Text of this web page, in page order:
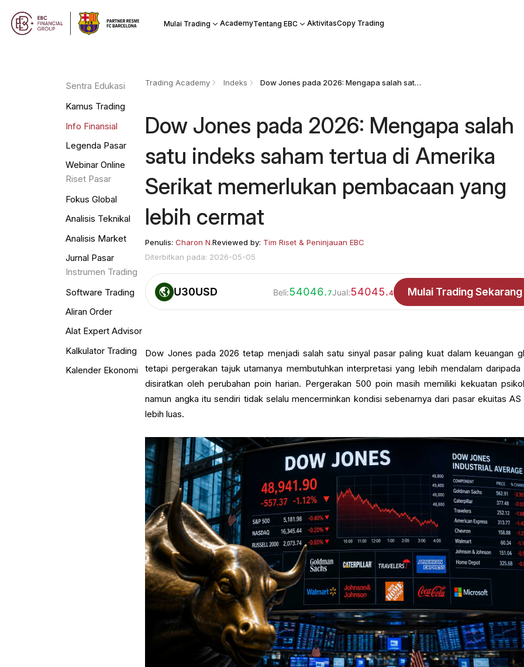
Mulai Trading AcademyTentang EBC AktivitasCopy Trading
Sentra Edukasi
Kamus Trading
Info Finansial
Legenda Pasar
Webinar Online
Riset Pasar
Fokus Global
Analisis Teknikal
Analisis Market
Jurnal Pasar
Instrumen Trading
Software Trading
Aliran Order
Alat Expert Advisor
Kalkulator Trading
Kalender Ekonomi
Trading Academy Indeks Dow Jones pada 2026: Mengapa salah satu indeks saham tertua di Amerika Serikat memerlukan pembacaan yang lebih cermat
Dow Jones pada 2026: Mengapa salah
satu indeks saham tertua di Amerika
Serikat memerlukan pembacaan yang
lebih cermat
Penulis:Charon N.Reviewed by: Tim Riset & Peninjauan EBC
Diterbitkan pada: 2026-05-05
U30USD Beli:54046. 7Jual:54045.4 Mulai Trading Sekarang
Dow Jones pada 2026 tetap menjadi salah satu sinyal pasar paling kuat dalam keuangan
tetapi pergerakan tajuk utamanya membutuhkan interpretasi yang lebih mendalam daripada
disiratkan oleh perubahan poin harian. Pergerakan 500 poin masih memiliki kekuatan
namun angka itu sendiri tidak selalu mencerminkan kondisi sebenarnya dari pasar ekuitas AS
lebih luas.